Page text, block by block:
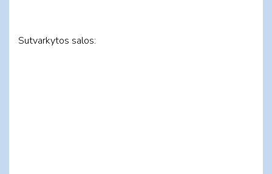
Sutvarkytos salos: